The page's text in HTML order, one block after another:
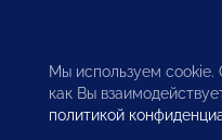
Бюро по защите
инвесторов
Мы используем cookie.
как Вы
политикой